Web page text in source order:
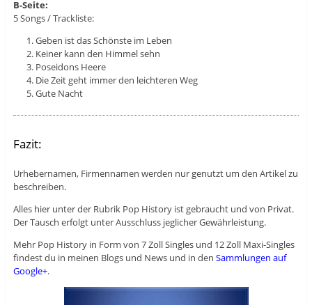
B-Seite:
5 Songs / Trackliste:
Geben ist das Schönste im Leben
Keiner kann den Himmel sehn
Poseidons Heere
Die Zeit geht immer den leichteren Weg
Gute Nacht
Fazit:
Urhebernamen, Firmennamen werden nur genutzt um den Artikel zu
beschreiben.
Alles hier unter der Rubrik Pop History ist gebraucht und von Privat.
Der Tausch erfolgt unter Ausschluss jeglicher Gewährleistung.
Mehr Pop History in Form von 7 Zoll Singles und 12 Zoll Maxi-Singles
findest du in meinen Blogs und News und in den Sammlungen auf
Google+.